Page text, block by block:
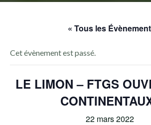
« Tous les
Cet évènement est passé.
LE LIMON – FTGS
22 mars 2022